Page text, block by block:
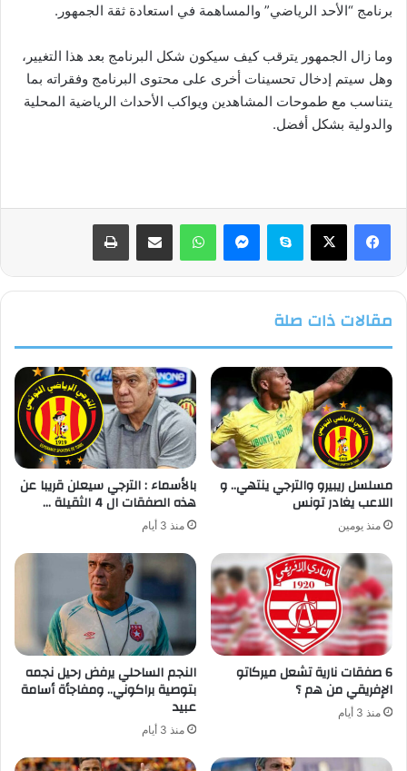
برنامج “الأحد الرياضي” والمساهمة في استعادة ثقة الجمهور.
وما زال الجمهور يترقب كيف سيكون شكل البرنامج بعد هذا التغيير،
وهل سيتم إدخال تحسينات أخرى على محتوى البرنامج وفقراته بما
يتناسب مع طموحات المشاهدين ويواكب الأحداث الرياضية المحلية
والدولية بشكل أفضل.
فيسبوك سكايب واتساب
مقالات ذات صلة
مسلسل ريبيرو والترجي ينتهي.. و
اللاعب يغادر تونس
منذ يومين
بالأسماء : الترجي سيعلن قريبا عن
هذه الصفقات ال 4 الثقيلة …
منذ 3 أيام
6 صفقات نارية تشعل ميركاتو
الإفريقي من هم ؟
منذ 3 أيام
النجم الساحلي يرفض رحيل نجمه
بتوصية براكوني.. ومفاجأة أسامة
عبيد
منذ 3 أيام